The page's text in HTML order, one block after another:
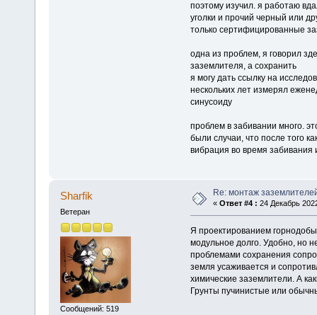
поэтому изучил. я работаю
уголки и прочий черный или
только сертифицированные
одна из проблем, я говорил
заземлителя, а сохранить
я могу дать ссылку на
нескольких лет измерял
синусоиду
проблем в забивании много.
были случаи, что после того
вибрация во время забивания
Sharfik
Ветеран
Сообщений: 519
Re: монтаж
« Ответ #4 : 24 Декабрь
Я проектированием
модульное долго. Удобно, но
проблемами сохранения
земля усаживается и
химические заземлители. А
Грунты пучинистые или